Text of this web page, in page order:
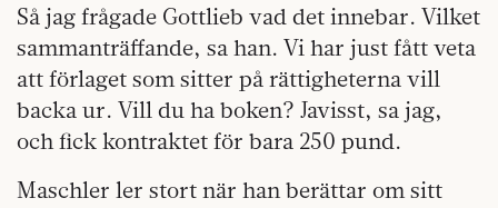
Så jag frågade Gottlieb vad det innebar. Vilket
sammanträffande, sa han. Vi har just fått veta
att förlaget som sitter på rättigheterna vill
backa ur. Vill du ha boken? Javisst, sa jag,
och fick kontraktet för bara 250 pund.
Maschler ler stort när han berättar om sitt